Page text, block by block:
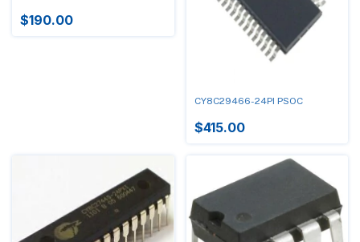
$190.00
CY8C29466-24PI PSOC
$415.00